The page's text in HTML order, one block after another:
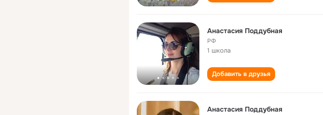
Анастасия Поддубная
РФ
1 школа
Добавить в друзья
Анастасия Поддубная